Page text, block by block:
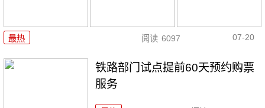
最热 阅读 6097 07-20
铁路部门试点提前60天预约购票
服务